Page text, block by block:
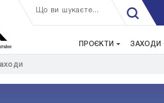
Що ви шукаєте...
ПРОЄКТИ ЗАХОДИ